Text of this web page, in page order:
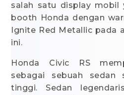
salah satu display mobil
booth Honda dengan
Ignite Red Metallic pada
ini.
Honda Civic RS
sebagai sebuah sedan
tinggi. Sedan